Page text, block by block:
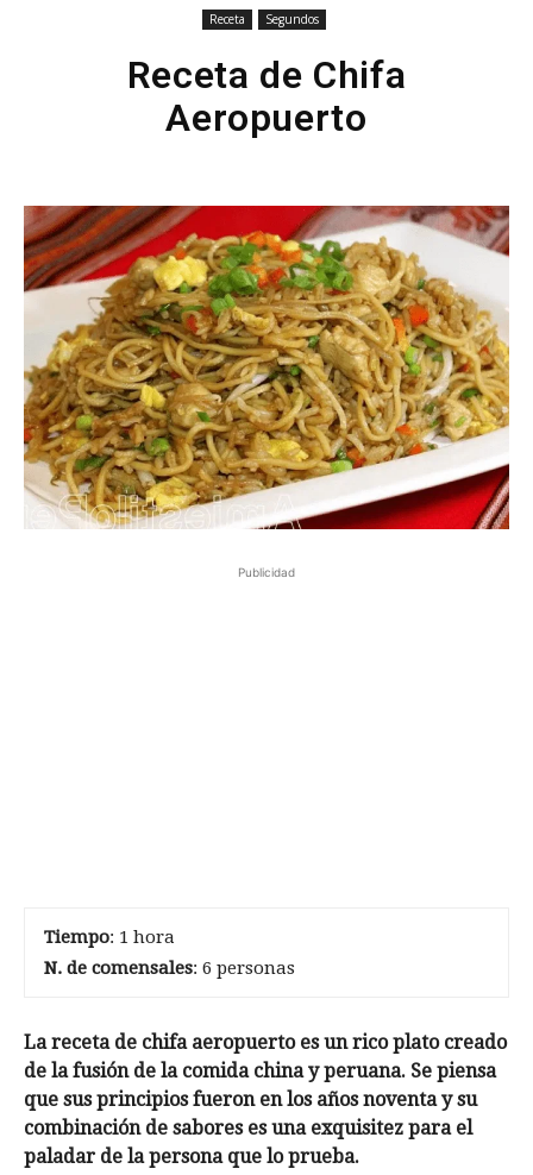
Receta Segundos
Receta de Chifa
Aeropuerto
Publicidad
Tiempo: 1 hora
N. de comensales: 6 personas
La receta de chifa aeropuerto es un rico plato creado
de la fusión de la comida china y peruana. Se piensa
que sus principios fueron en los años noventa y su
combinación de sabores es una exquisitez para el
paladar de la persona que lo prueba.